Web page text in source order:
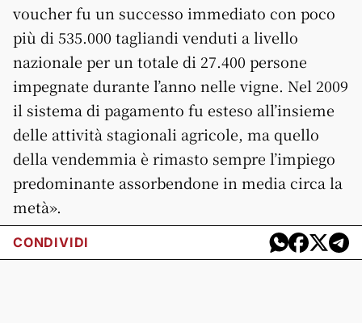
voucher fu un successo immediato con poco
più di 535.000 tagliandi venduti a livello
nazionale per un totale di 27.400 persone
impegnate durante l’anno nelle vigne. Nel 2009
il sistema di pagamento fu esteso all’insieme
delle attività stagionali agricole, ma quello
della vendemmia è rimasto sempre l’impiego
predominante assorbendone in media circa la
metà».
CONDIVIDI